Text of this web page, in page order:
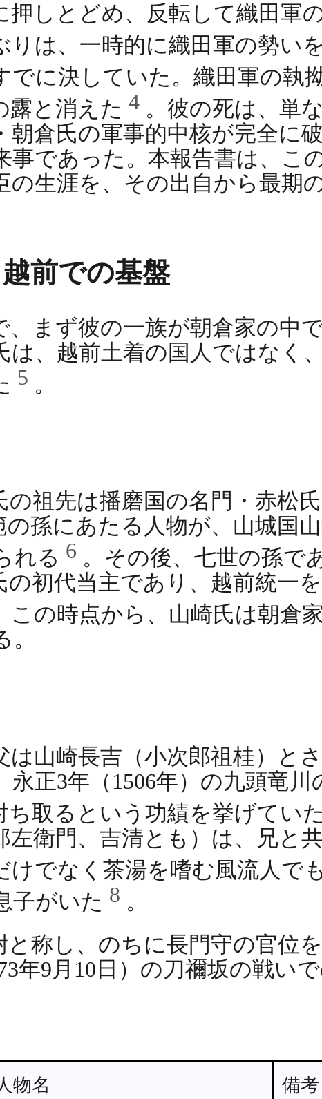
しとどめ、反転して織田軍
りは、一時的に織田軍の勢い
でに決していた。織田軍の執
露と消えた 4 。彼の死は、単
倉氏の軍事的中核が完全に
事であった。本報告書は、こ
の生涯を、その出自から最期
前での基盤
、まず彼の一族が朝倉家の中
は、越前土着の国人ではなく
5 。
の祖先は播磨国の名門・赤松
孫にあたる人物が、山城国
れる 6 。その後、七世の孫で
初代当主であり、越前統一
この時点から、山崎氏は朝倉
は山崎長吉（小次郎祖桂）と
正3年（1506年）の九頭竜
ち取るという功績を挙げてい
衛門、吉清とも）は、兄と
けでなく茶湯を嗜む風流人で
子がいた 8 。
と称し、のちに長門守の官位
年9月10日）の刀禰坂の戦い
物名 備考